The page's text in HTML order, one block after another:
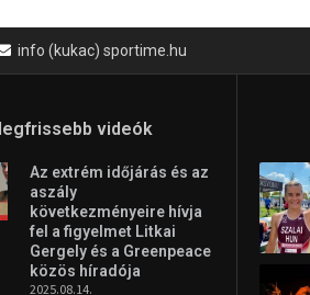
info (kukac) sportime.hu
videók
Az extrém időjárás és az
aszály
következményeire hívja
fel a figyelmet Litkai
Gergely és a Greenpeace
közös híradója
2025.08.14.